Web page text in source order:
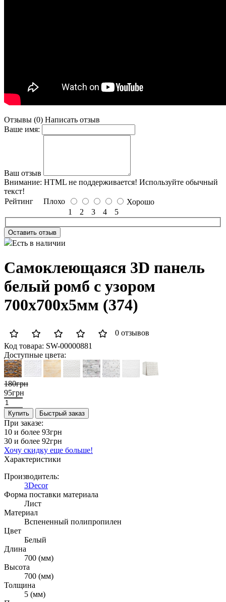
Отзывы (0) Написать отзыв
Ваше имя:
Ваш отзыв
Внимание: HTML не поддерживается! Используйте обычный
текст!
Рейтинг Плохо
Хорошо
1
2 3 4 5
Оставить отзыв
Есть в наличии
Самоклеющаяся 3D панель
белый ромб с узором
700x700x5мм (374)
0 отзывов
Код товара: SW-00000881
Доступные цвета:
180грн
95грн
Купить Быстрый заказ
При заказе:
10 и более 93грн
30 и более 92грн
Хочу скидку еще больше!
Характеристики
Производитель:
3Decor
Форма поставки материала
Лист
Материал
Вспененный полипропилен
Цвет
Белый
Длина
700 (мм)
Высота
700 (мм)
Толщина
5 (мм)